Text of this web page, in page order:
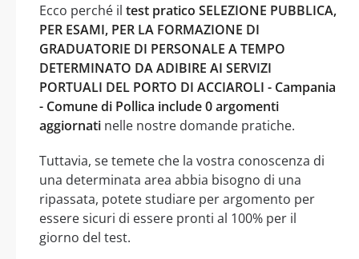
Ecco perché il test pratico SELEZIONE PUBBLICA,
PER ESAMI, PER LA FORMAZIONE DI
GRADUATORIE DI PERSONALE A TEMPO
DETERMINATO DA ADIBIRE AI SERVIZI
PORTUALI DEL PORTO DI ACCIAROLI - Campania
- Comune di Pollica include 0 argomenti
aggiornati nelle nostre domande pratiche.
Tuttavia, se temete che la vostra conoscenza di
una determinata area abbia bisogno di una
ripassata, potete studiare per argomento per
essere sicuri di essere pronti al 100% per il
giorno del test.